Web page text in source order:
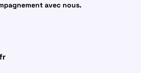
avec nous.